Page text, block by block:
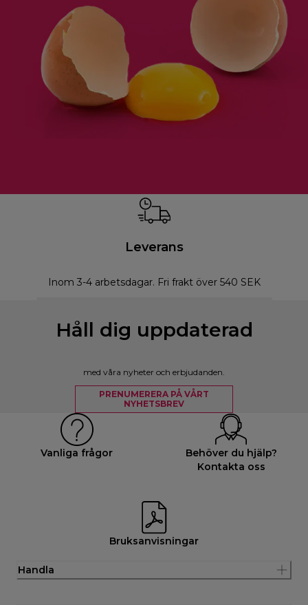
Leverans
Inom 3-4 arbetsdagar. Fri frakt över 540 SEK
Håll dig uppdaterad
med våra nyheter och erbjudanden.
PRENUMERERA PÅ VÅRT
NYHETSBREV
Vanliga frågor
Behöver du hjälp?
Kontakta oss
Bruksanvisningar
Handla